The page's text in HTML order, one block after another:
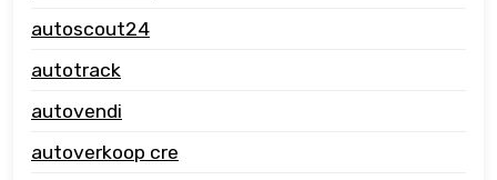
autoscout24
autotrack
autovendi
autoverkoop cre